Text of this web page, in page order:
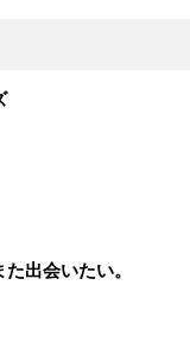
出会いたい。